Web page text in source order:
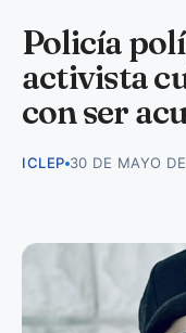
Policía
activista
con ser
ICLEP 30 DE MAYO